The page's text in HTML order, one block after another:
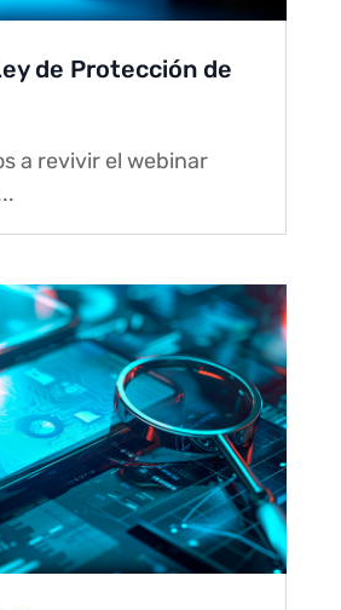
de Protección de
a revivir el webinar